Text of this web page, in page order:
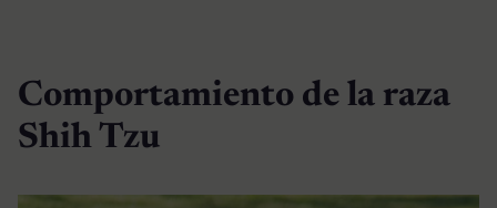
Comportamiento de la raza
Shih Tzu